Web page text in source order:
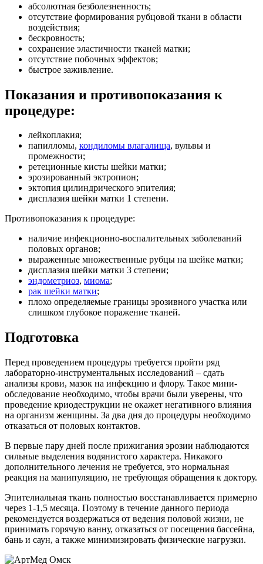
абсолютная безболезненность;
отсутствие формирования рубцовой ткани в области
воздействия;
бескровность;
сохранение эластичности тканей матки;
отсутствие побочных эффектов;
быстрое заживление.
Показания и противопоказания к
процедуре:
лейкоплакия;
папилломы, кондиломы влагалища, вульвы и
промежности;
ретеционные кисты шейки матки;
эрозированный эктропион;
эктопия цилиндрического эпителия;
дисплазия шейки матки 1 степени.
Противопоказания к процедуре:
наличие инфекционно-воспалительных заболеваний
половых органов;
выраженные множественные рубцы на шейке матки;
дисплазия шейки матки 3 степени;
эндометриоз, миома;
рак шейки матки;
плохо определяемые границы эрозивного участка или
слишком глубокое поражение тканей.
Подготовка
Перед проведением процедуры требуется пройти ряд
лабораторно-инструментальных исследований – сдать
анализы крови, мазок на инфекцию и флору. Такое мини-
обследование необходимо, чтобы врачи были уверены, что
проведение криодеструкции не окажет негативного влияния
на организм женщины. За два дня до процедуры необходимо
отказаться от половых контактов.
В первые пару дней после прижигания эрозии наблюдаются
сильные выделения водянистого характера. Никакого
дополнительного лечения не требуется, это нормальная
реакция на манипуляцию, не требующая обращения к доктору.
Эпителиальная ткань полностью восстанавливается примерно
через 1-1,5 месяца. Поэтому в течение данного периода
рекомендуется воздержаться от ведения половой жизни, не
принимать горячую ванну, отказаться от посещения бассейна,
бань и саун, а также минимизировать физические нагрузки.